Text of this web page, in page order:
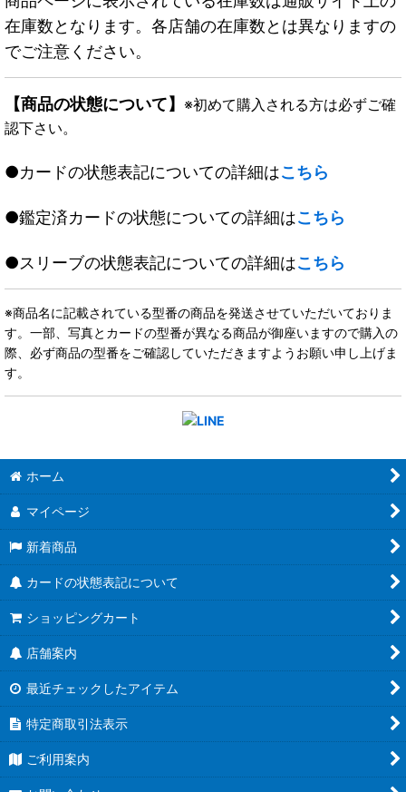
在庫数となります。各店舗の在庫数とは異なりますの
でご注意ください。
【商品の状態について】 ※初めて購入される方は必ずご確
認下さい。
●カードの状態表記についての詳細はこちら
●鑑定済カードの状態についての詳細はこちら
●スリーブの状態表記についての詳細はこちら
※商品名に記載されている型番の商品を発送させていただいておりま
す。一部、写真とカードの型番が異なる商品が御座いますので購入の
際、必ず商品の型番をご確認していただきますようお願い申し上げま
す。
ホーム
マイページ
新着商品
カードの状態表記について
ショッピングカート
店舗案内
最近チェックしたアイテム
特定商取引法表示
ご利用案内